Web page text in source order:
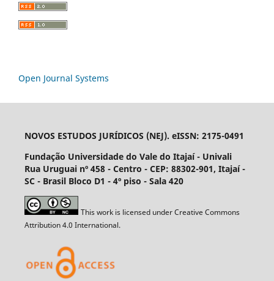
Open Journal Systems
NOVOS ESTUDOS JURÍDICOS (NEJ). eISSN: 2175-0491
Fundação Universidade do Vale do Itajaí - Univali
Rua Uruguai nº 458 - Centro - CEP: 88302-901, Itajaí­ -
SC - Brasil Bloco D1 - 4º piso - Sala 420
This work is licensed under Creative Commons
Attribution 4.0 International.